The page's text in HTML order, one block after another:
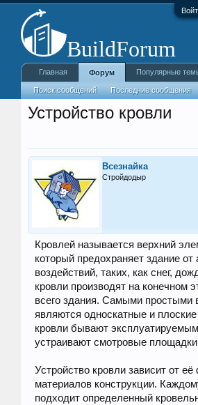
Устройство кровли
Всезнайка
Стройдодыр
Кровлей называется верхний
который предохраняет здание
воздействий, таких, как снег,
кровли производят на конечном
всего здания. Самыми простыми
являются односкатные и
кровли бывают
устраивают смотровые
Устройство кровли зависит от
материалов конструкции.
подходит определенный
Главная Форум
Поиск сообщений Последние сообщения
Популярные